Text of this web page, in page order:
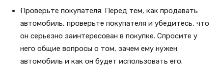
Проверьте покупателя: Перед тем, как продавать
автомобиль, проверьте покупателя и убедитесь, что
он серьезно заинтересован в покупке. Спросите у
него общие вопросы о том, зачем ему нужен
автомобиль и как он будет использовать его.